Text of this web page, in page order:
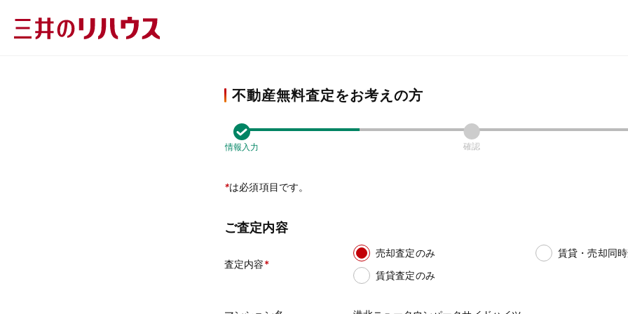
不動産無料査定をお考えの方
情報入力 確認
*は必須項目です。
ご査定内容
査定内容
売却査定のみ
賃貸・売却同
賃貸査定のみ